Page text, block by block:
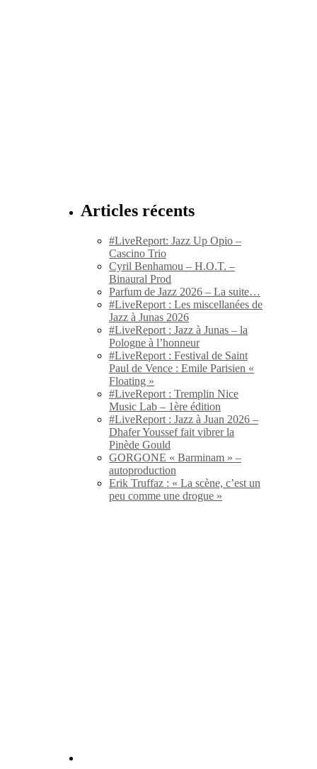
Articles récents
#LiveReport: Jazz Up Opio –
Cascino Trio
Cyril Benhamou – H.O.T. –
Binaural Prod
Parfum de Jazz 2026 – La suite…
#LiveReport : Les miscellanées de
Jazz à Junas 2026
#LiveReport : Jazz à Junas – la
Pologne à l’honneur
#LiveReport : Festival de Saint
Paul de Vence : Emile Parisien «
Floating »
#LiveReport : Tremplin Nice
Music Lab – 1ère édition
#LiveReport : Jazz à Juan 2026 –
Dhafer Youssef fait vibrer la
Pinède Gould
GORGONE « Barminam » –
autoproduction
Erik Truffaz : « La scène, c’est un
peu comme une drogue »